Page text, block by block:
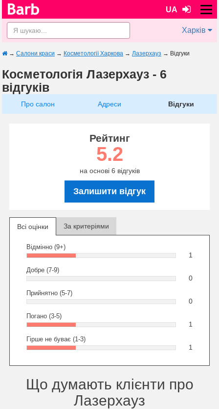
UA
Харків
→ Салони краси → Косметології Харкова → Лазерхауз → Відгуки
Косметологія Лазерхауз - 6
відгуків
Про салон Адреси Відгуки
Рейтинг
5.2
на основі 6 відгуків
Залишити відгук
Всі оцінки За критеріями
Відмінно (9+)
1
Добре (7-9)
0
Прийнятно (5-7)
0
Погано (3-5)
1
Гірше не буває (1-3)
1
Що думають клієнти про
Лазерхауз